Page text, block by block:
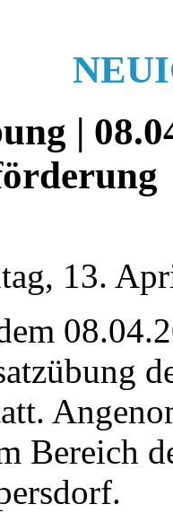
|
13.
Bereich